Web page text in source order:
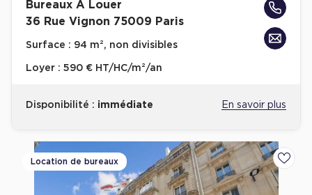
Bureaux A Louer
36 Rue Vignon 75009 Paris
Surface : 94 m², non divisibles
Loyer : 590 € HT/HC/m²/an
Disponibilité : immédiate En savoir plus
Location de bureaux